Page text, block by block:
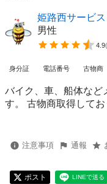
姫路西サービス
男性
4.9(
身分証 電話番号 古物商
バイク、車、船体など
す。 古物商取得してお
注意事項 通報
ポスト LINEで送る